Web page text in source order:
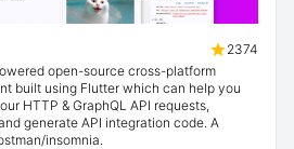
2374
open-source cross-platform
built using Flutter which can help you
HTTP & GraphQL API requests,
generate API integration code. A
insomnia.